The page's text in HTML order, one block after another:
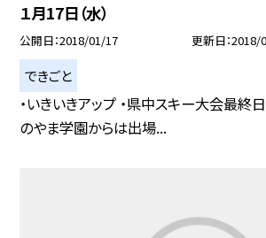
１月17日（水）
公開日 2018/01/17 更新日 2018/
できごと
・いきいきアップ ・県中スキー大会最終
のやま学園からは出場...